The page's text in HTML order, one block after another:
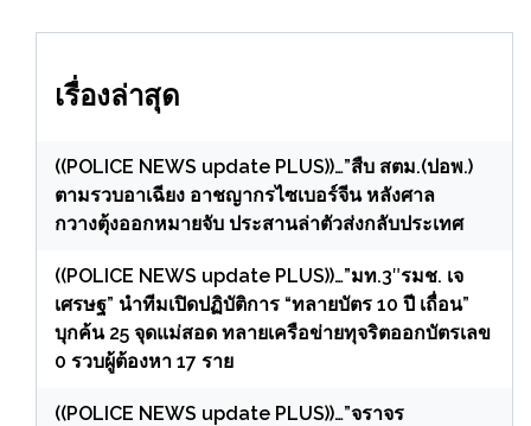
เรื่องล่าสุด
((POLICE NEWS update PLUS))…”สืบ สตม.(ปอพ.)
ตามรวบอาเฉียง อาชญากรไซเบอร์จีน หลังศาล
กวางตุ้งออกหมายจับ ประสานล่าตัวส่งกลับประเทศ
((POLICE NEWS update PLUS))…”มท.3″รมช. เจ
เศรษฐ” นำทีมเปิดปฏิบัติการ “ทลายบัตร 10 ปี เถื่อน”
บุกค้น 25 จุดแม่สอด ทลายเครือข่ายทุจริตออกบัตรเลข
0 รวบผู้ต้องหา 17 ราย
((POLICE NEWS update PLUS))…”จราจร